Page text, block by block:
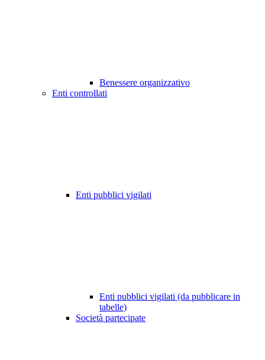
Benessere organizzativo
Enti controllati
Enti pubblici vigilati
Enti pubblici vigilati (da pubblicare in
tabelle)
Società partecipate